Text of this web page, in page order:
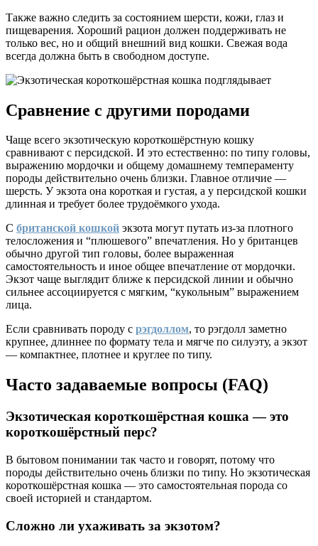
Также важно следить за состоянием шерсти, кожи, глаз и
пищеварения. Хороший рацион должен поддерживать не
только вес, но и общий внешний вид кошки. Свежая вода
всегда должна быть в свободном доступе.
Сравнение с другими породами
Чаще всего экзотическую короткошёрстную кошку
сравнивают с персидской. И это естественно: по типу головы,
выражению мордочки и общему домашнему темпераменту
породы действительно очень близки. Главное отличие —
шерсть. У экзота она короткая и густая, а у персидской кошки
длинная и требует более трудоёмкого ухода.
С британской кошкой экзота могут путать из-за плотного
телосложения и “плюшевого” впечатления. Но у британцев
обычно другой тип головы, более выраженная
самостоятельность и иное общее впечатление от мордочки.
Экзот чаще выглядит ближе к персидской линии и обычно
сильнее ассоциируется с мягким, “кукольным” выражением
лица.
Если сравнивать породу с рэгдоллом, то рэгдолл заметно
крупнее, длиннее по формату тела и мягче по силуэту, а экзот
— компактнее, плотнее и круглее по типу.
Часто задаваемые вопросы (FAQ)
Экзотическая короткошёрстная кошка — это
короткошёрстный перс?
В бытовом понимании так часто и говорят, потому что
породы действительно очень близки по типу. Но экзотическая
короткошёрстная кошка — это самостоятельная порода со
своей историей и стандартом.
Сложно ли ухаживать за экзотом?